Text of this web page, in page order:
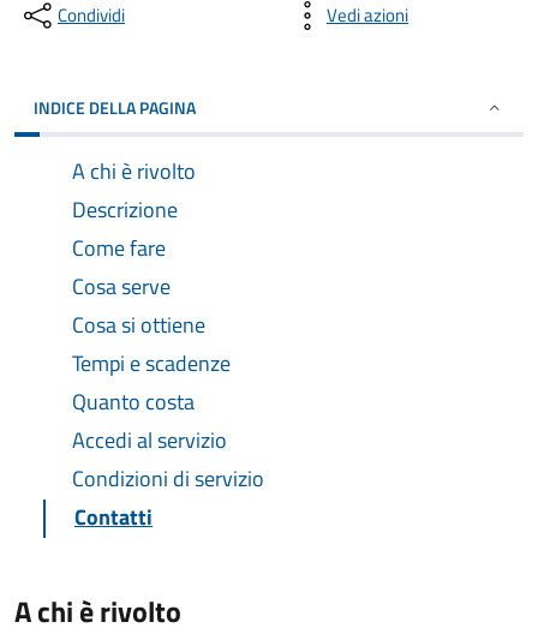
Condividi Vedi azioni
INDICE DELLA PAGINA
A chi è rivolto
Descrizione
Come fare
Cosa serve
Cosa si ottiene
Tempi e scadenze
Quanto costa
Accedi al servizio
Condizioni di servizio
Contatti
A chi è rivolto